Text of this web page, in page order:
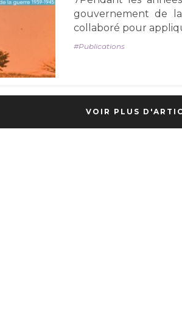
gouvernement de
collaboré pour
Publications
VOIR PLUS